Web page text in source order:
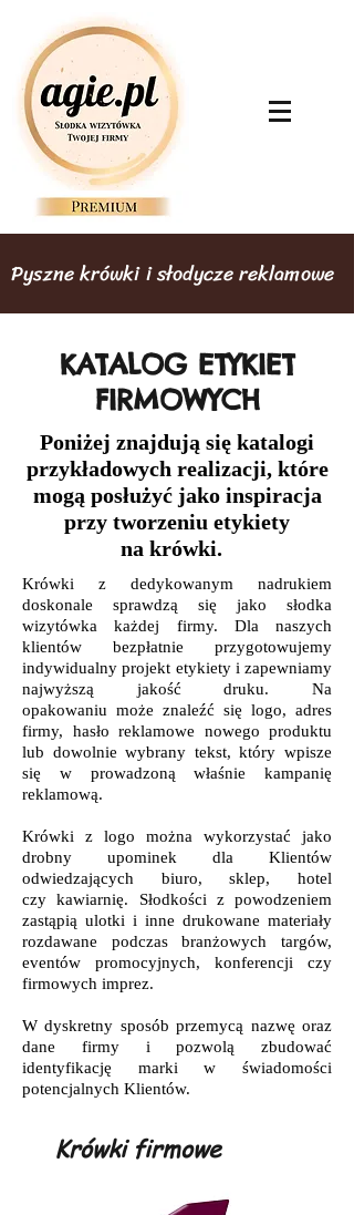
Pyszne krówki i słodycze reklamowe
KATALOG ETYKIET
FIRMOWYCH
Poniżej znajdują się katalogi
przykładowych realizacji, które
mogą posłużyć jako inspiracja
przy tworzeniu etykiety
na krówki.
Krówki z dedykowanym nadrukiem
doskonale sprawdzą się jako słodka
wizytówka każdej firmy. Dla naszych
klientów bezpłatnie przygotowujemy
indywidualny projekt etykiety i zapewniamy
najwyższą jakość druku. Na
opakowaniu może znaleźć się logo, adres
firmy, hasło reklamowe nowego produktu
lub dowolnie wybrany tekst, który wpisze
się w prowadzoną właśnie kampanię
reklamową.
Krówki z logo można wykorzystać jako
drobny upominek dla Klientów
odwiedzających biuro, sklep, hotel
czy kawiarnię. Słodkości z powodzeniem
zastąpią ulotki i inne drukowane materiały
rozdawane podczas branżowych targów,
eventów promocyjnych, konferencji czy
firmowych imprez.
W dyskretny sposób przemycą nazwę oraz
dane firmy i pozwolą zbudować
identyfikację marki w świadomości
potencjalnych Klientów.
Krówki firmowe